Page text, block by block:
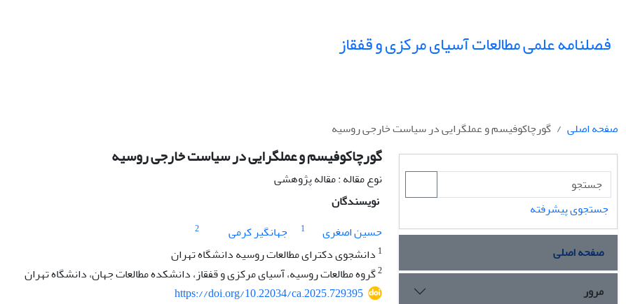
فصلنامه علمی مطالعات آسیای مرکزی و قفقاز
صفحه اصلی گورچاکوفیسم و عملگرایی در سیاست خارجی روسیه
گورچاکوفیسم و عملگرایی در سیاست خارجی روسیه
نوع مقاله : مقاله پژوهشی
نویسندگان
حسین اصغری
1 جهانگیر کرمی
2
1 دانشجوی دکترای مطالعات روسیه دانشگاه تهران
2گروه مطالعات روسیه، آسیای مرکزی و قفقاز، دانشکده مطالعات جهان، دانشگاه تهران
https://doi.org/10.22034/ca.2025.729395
جستجوی پیشرفته
صفحه اصلی
مرور